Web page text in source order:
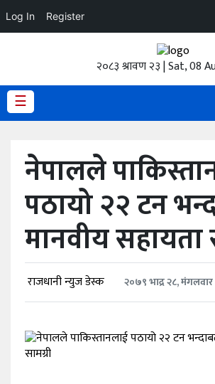
Log In Register
२०८३ श्रावण २३ | Sat, 08
☰
अपडेट
प्रदेश
शिक्षा
नेपालले
पठायो २२ टन
मानवीय सहायता
राजधानी न्युज डेस्क २०७९ भाद्र २८,